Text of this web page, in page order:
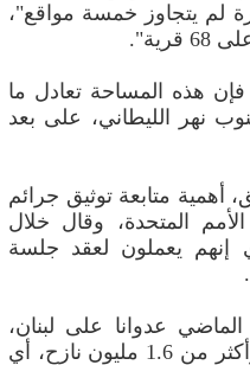
لم يتجاوز خمسة مواقع"،
هذه المساحة تعادل ما
نهر الليطاني، على بعد
متابعة توثيق جرائم
المتحدة، وقال خلال
إنهم يعملون لعقد جلسة
منذ 2 مارس الماضي عدوانا على لبنان،
خلّف 2869 شهيداً و8730 مصاباً وأكثر من 1.6 مليون نازح، أي